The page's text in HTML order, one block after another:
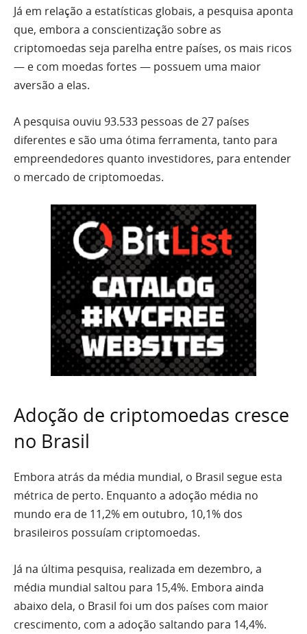
Já em relação a estatísticas globais, a pesquisa aponta
que, embora a conscientização sobre as
criptomoedas seja parelha entre países, os mais ricos
— e com moedas fortes — possuem uma maior
aversão a elas.
A pesquisa ouviu 93.533 pessoas de 27 países
diferentes e são uma ótima ferramenta, tanto para
empreendedores quanto investidores, para entender
o mercado de criptomoedas.
Adoção de criptomoedas cresce
no Brasil
Embora atrás da média mundial, o Brasil segue esta
métrica de perto. Enquanto a adoção média no
mundo era de 11,2% em outubro, 10,1% dos
brasileiros possuíam criptomoedas.
Já na última pesquisa, realizada em dezembro, a
média mundial saltou para 15,4%. Embora ainda
abaixo dela, o Brasil foi um dos países com maior
crescimento, com a adoção saltando para 14,4%.